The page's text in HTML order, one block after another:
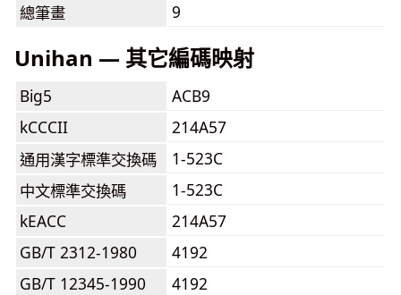
總筆畫
9
Unihan — 其它編碼映射
Big5
ACB9
kCCCII
214A57
通用漢字標準交換碼
1-523C
中文標準交換碼
1-523C
kEACC
214A57
GB/T 2312-1980
4192
GB/T 12345-1990
4192